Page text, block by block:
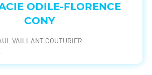
ODILE-FLORENCE
CONY
VAILLANT COUTURIER